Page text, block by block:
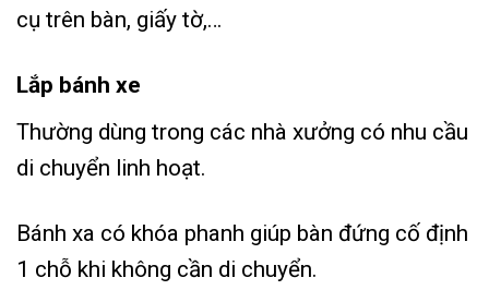
cụ trên bàn, giấy tờ,…
Lắp bánh xe
Thường dùng trong các nhà xưởng có nhu cầu
di chuyển linh hoạt.
Bánh xa có khóa phanh giúp bàn đứng cố định
1 chỗ khi không cần di chuyển.